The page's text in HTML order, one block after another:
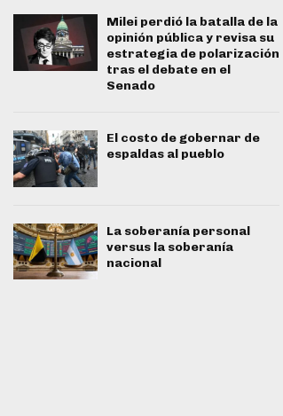
Milei perdió la batalla de la
opinión pública y revisa su
estrategia de polarización
tras el debate en el
Senado
El costo de gobernar de
espaldas al pueblo
La soberanía personal
versus la soberanía
nacional